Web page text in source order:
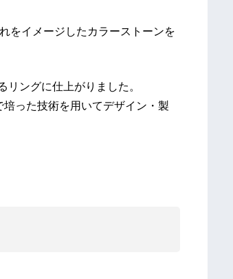
をイメージしたカラーストーンを
ングに仕上がりました。
った技術を用いてデザイン・製